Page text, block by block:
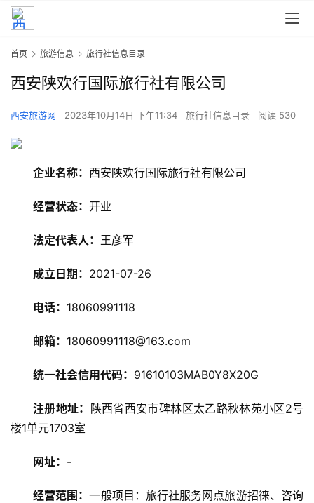
略
首页 旅游信息 旅行社信息目录
西安陕欢行国际旅行社有限公司
西安旅游网 2023年10月14日 下午11:34 旅行社信息目录 阅读 530
企业名称： 西安陕欢行国际旅行社有限公司
经营状态： 开业
法定代表人： 王彦军
成立日期： 2021-07-26
电话： 18060991118
邮箱： 18060991118@163.com
统一社会信用代码： 91610103MAB0Y8X20G
注册地址：
陕西省西安市碑林区太乙路秋林苑小区2号
楼1单元1703室
网址： -
经营范围：一般项目：旅行社服务网点旅游招徕、咨询